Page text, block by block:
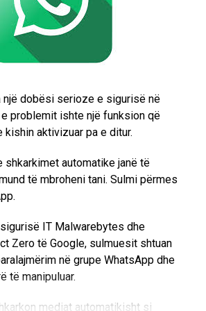
Taddeo
se largimi i Anthropics nga
e konsideruar këtë një problem
artificiale në operacionet
e saj nga qeveritë dhe kompanitë
një dobësi serioze e sigurisë në
problemit ishte një funksion që
kishin aktivizuar pa e ditur.
shkarkimet automatike janë të
të mbroheni tani. Sulmi përmes
IT Malwarebytes dhe
Zero të Google, sulmuesit shtuan
në grupe WhatsApp dhe
të manipuluar.
mediat automatikisht si